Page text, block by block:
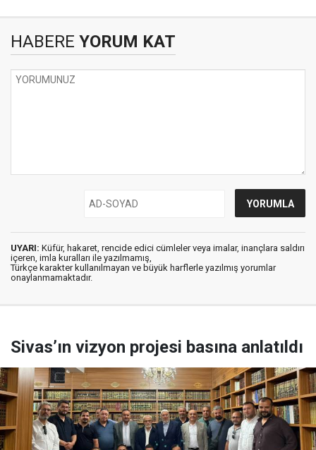
HABERE YORUM KAT
UYARI: Küfür, hakaret, rencide edici cümleler veya imalar, inançlara saldırı
içeren, imla kuralları ile yazılmamış,
Türkçe karakter kullanılmayan ve büyük harflerle yazılmış yorumlar
onaylanmamaktadır.
Sivas’ın vizyon projesi basına anlatıldı